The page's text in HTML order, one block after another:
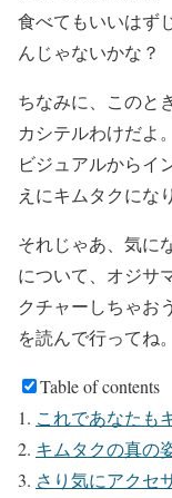
食べてもいいはず
んじゃないかな？
ちなみに、このと
カシテルわけだよ
ビジュアルからイ
えにキムタクにな
それじゃあ、気に
について、オジサ
クチャーしちゃお
を読んで行ってね。
Table of contents
これであなたも
キムタクの真の
さり気にアクセ